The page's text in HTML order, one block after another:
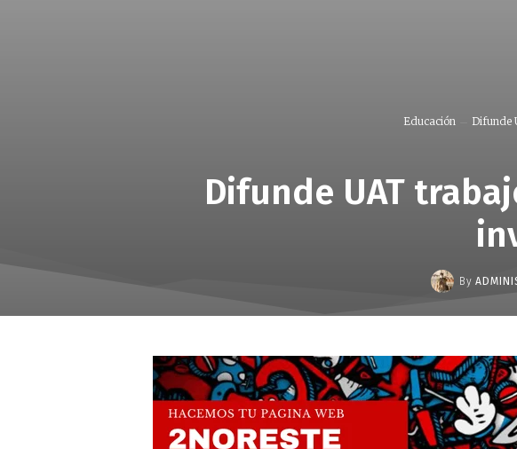
Educación Difunde
Difunde UAT
By